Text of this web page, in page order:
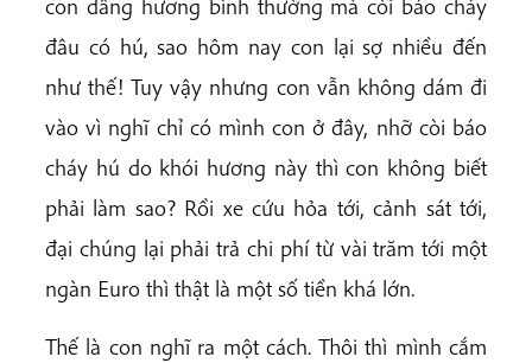
con dâng hương bình thường mà còi báo cháy
đâu có hú, sao hôm nay con lại sợ nhiều đến
như thế! Tuy vậy nhưng con vẫn không dám đi
vào vì nghĩ chỉ có mình con ở đây, nhỡ còi báo
cháy hú do khói hương này thì con không biết
phải làm sao? Rồi xe cứu hỏa tới, cảnh sát tới,
đại chúng lại phải trả chi phí từ vài trăm tới một
ngàn Euro thì thật là một số tiền khá lớn.
Thế là con nghĩ ra một cách. Thôi thì mình cắm